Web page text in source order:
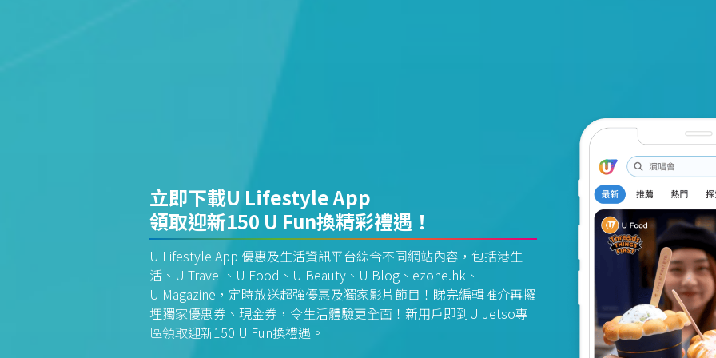
立即下載U Lifestyle App
領取迎新150 U Fun換精彩禮遇！
U Lifestyle App 優惠及生活資訊平台綜合不同網站內容，包括港生
活、U Travel、U Food、U Beauty、U Blog、ezone.hk、
U Magazine，定時放送超強優惠及獨家影片節目！睇完編輯推介再攞
埋獨家優惠券、現金券，令生活體驗更全面！新用戶即到U Jetso專
區領取迎新150 U Fun換禮遇。